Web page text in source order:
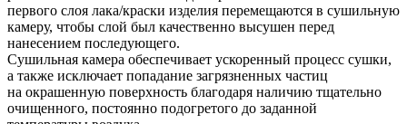
первого слоя лака/краски изделия перемещаются в сушильную
камеру, чтобы слой был качественно высушен перед
нанесением последующего.
Сушильная камера обеспечивает ускоренный процесс сушки,
а также исключает попадание загрязненных частиц
на окрашенную поверхность благодаря наличию тщательно
очищенного, постоянно подогретого до заданной